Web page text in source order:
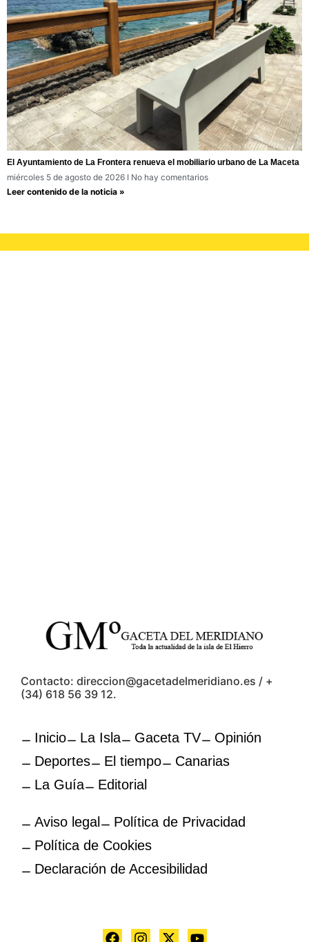
El Ayuntamiento de La Frontera renueva el mobiliario urbano de La Maceta
miércoles 5 de agosto de 2026
No hay comentarios
Leer contenido de la noticia »
Contacto: direccion@gacetadelmeridiano.es / +
(34) 618 56 39 12.
Inicio La Isla Gaceta TV
Opinión
Deportes
El tiempo
Canarias
La Guía
Editorial
Aviso legal
Política de Privacidad
Política de Cookies
Declaración de Accesibilidad